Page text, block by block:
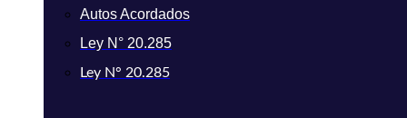
Autos Acordados
Ley N° 20.285
Ley N° 20.285